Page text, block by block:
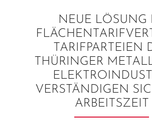
NEUE LÖSUNG
TARIFPARTEIEN
THÜRINGER
VERSTÄNDIGEN
ARBEITSZEIT